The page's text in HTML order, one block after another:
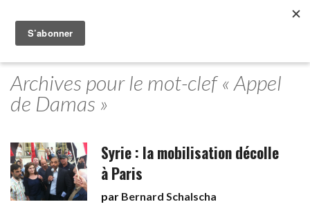
Archives pour le mot-clef « Appel
de Damas »
Syrie : la mobilisation décolle
à Paris
par Bernard Schalscha